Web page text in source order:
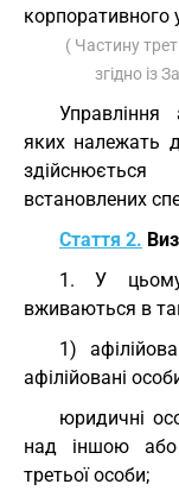
корпоративного
( Частину
згідно із
Управління
яких належать
встановлених
Стаття 2.
1. У цьому
вживаються в
1)
афілійовані
юридичні
над іншою або
третьої особи;